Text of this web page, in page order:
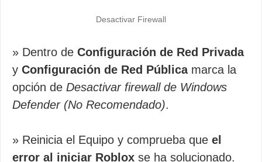
Desactivar Firewall
» Dentro de Configuración de Red Privada
y Configuración de Red Públicamarca la
opción de Desactivar firewall de Windows
Defender (No Recomendado).
» Reinicia el Equipo y comprueba que el
error al iniciar Roblox se ha solucionado.